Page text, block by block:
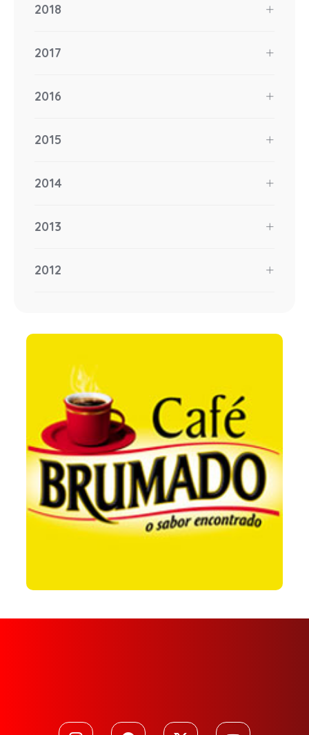
2018
2017
2016
2015
2014
2013
2012